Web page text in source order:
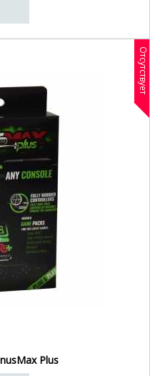
Отсутствует
Plus